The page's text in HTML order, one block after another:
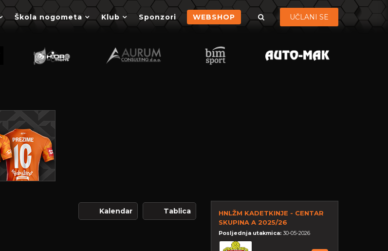
Škola nogometa Klub Sponzori WEBSHOP UČLANI SE
Kalendar Tablica
HNLŽM KADETKINJE - CENTAR
SKUPINA A 2025/26
Posljednja utakmica: 30-05-2026